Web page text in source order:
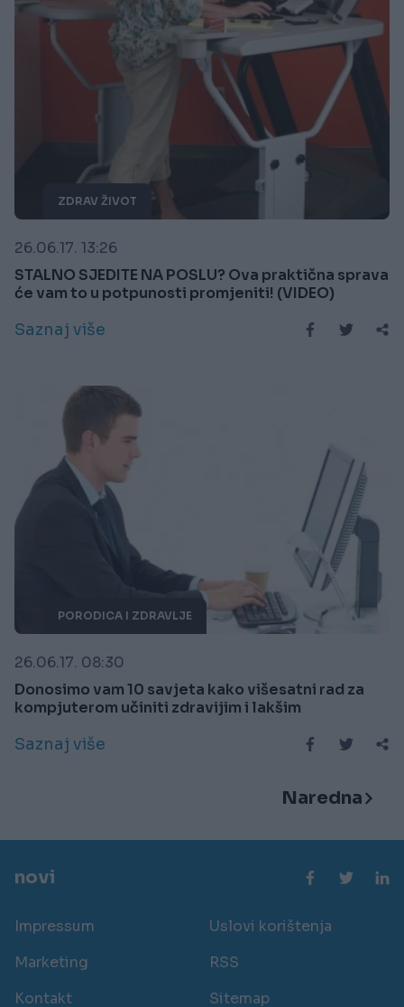
ZDRAV ŽIVOT
26.06.17. 13:26
STALNO SJEDITE NA POSLU? Ova praktična sprava
će vam to u potpunosti promjeniti! (VIDEO)
Saznaj više
PORODICA I ZDRAVLJE
26.06.17. 08:30
Donosimo vam 10 savjeta kako višesatni rad za
kompjuterom učiniti zdravijim i lakšim
Saznaj više
Naredna
novi
Impressum
Uslovi korištenja
Marketing
RSS
Kontakt
Sitemap